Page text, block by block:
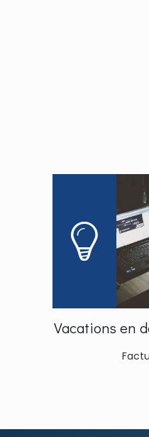
Vacations en